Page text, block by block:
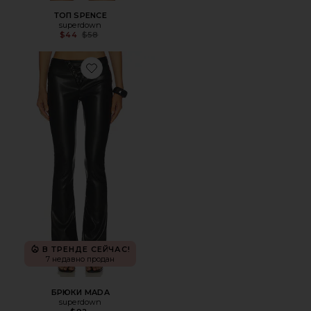
ТОП SPENCE
superdown
$44 Previous price:
$58
Favorite БРЮКИ MADA
В ТРЕНДЕ СЕЙЧАС!
7 недавно продан
БРЮКИ MADA
superdown